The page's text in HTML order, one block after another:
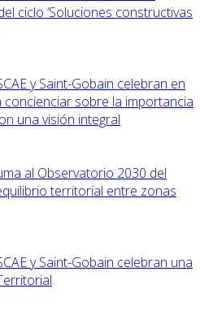
ciclo ‘Soluciones constructivas
y Saint-Gobain celebran en
sobre la importancia
una visión integral
al Observatorio 2030 del
territorial entre zonas
y Saint-Gobain celebran una